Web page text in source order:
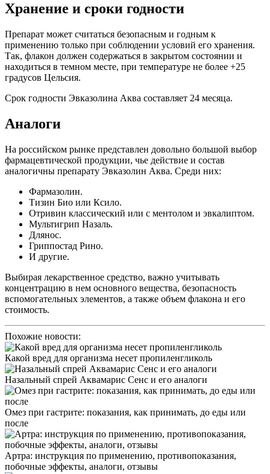
Хранение и сроки годности
Препарат может считаться безопасным и годным к
применению только при соблюдении условий его хранения.
Так, флакон должен содержаться в закрытом состоянии и
находиться в темном месте, при температуре не более +25
градусов Цельсия.
Срок годности Эвказолина Аква составляет 24 месяца.
Аналоги
На российском рынке представлен довольно большой выбор
фармацевтической продукции, чье действие и состав
аналогичны препарату Эвказолин Аква. Среди них:
Фармазолин.
Тизин Био или Ксило.
Отривин классический или с ментолом и эвкалиптом.
Мультигрип Назаль.
Длянос.
Гриппостад Рино.
И другие.
Выбирая лекарственное средство, важно учитывать
концентрацию в нем основного вещества, безопасность
вспомогательных элементов, а также объем флакона и его
стоимость.
Похожие новости:
Какой вред для организма несет пропиленгликоль
Назальный спрей Аквамарис Сенс и его аналоги
Омез при гастрите: показания, как принимать, до еды или
после
Артра: инструкция по применению, противопоказания,
побочные эффекты, аналоги, отзывы